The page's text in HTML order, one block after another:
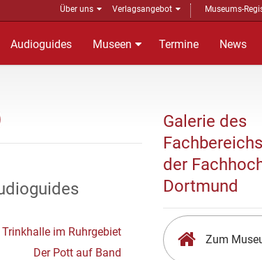
Über uns Verlagsangebot Museums-
Audioguides Museen Termine News
Trinkhalle im Ruhrgebiet
Der Pott auf Band
Galerie des
der
Dortmund
Zum